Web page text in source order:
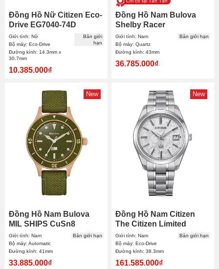
Đồng Hồ Nữ Citizen Eco-
Drive EG7040-74D
14.3x30.7mm
Giới tính: Nữ
Bộ máy: Eco-Drive
Đường kính: 14.3mm x
30.7mm
Bản giới
hạn
10.385.000₫
Đồng Hồ Nam Bulova
Shelby Racer
Chronograph Limited
98B452 43mm
Giới tính: Nam
Bộ máy: Quartz
Đường kính: 43mm
Bản giới hạn
36.785.000₫
New
Đồng Hồ Nam Bulova
MIL SHIPS CuSn8
Bronze Archive Series
98A324 41mm
Giới tính: Nam
Bộ máy: Automatic
Đường kính: 41mm
Bản giới hạn
33.885.000₫
New
Đồng Hồ Nam Citizen
The Citizen Limited
AQ4100-65W 38.3mm
Giới tính: Nam
Bộ máy: Eco-Drive
Đường kính: 38.3mm
Bản giới hạn
161.585.000₫